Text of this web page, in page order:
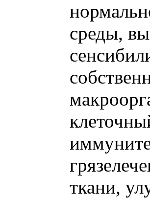
среды,
ткани,